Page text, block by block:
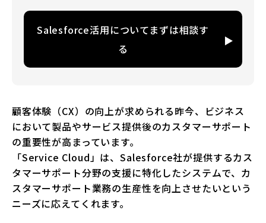
Salesforce活用についてまずは相談す
る
顧客体験（CX）の向上が求められる昨今、ビジネス
において製品やサービス提供後のカスタマーサポート
の重要性が高まっています。
「Service Cloud」は、Salesforce社が提供するカス
タマーサポート分野の支援に特化したシステムで、カ
スタマーサポート業務の生産性を向上させたいという
ニーズに応えてくれます。